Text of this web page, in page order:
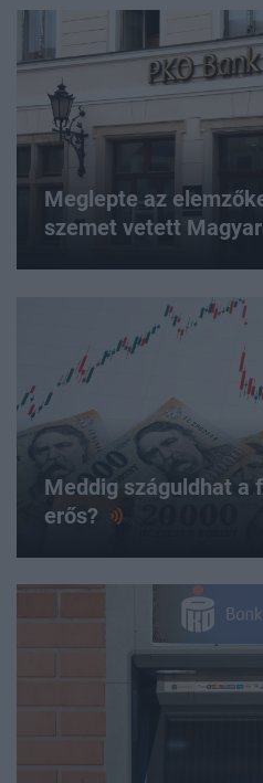
Meglepte az
szemet vetett
Meddig száguldhat a
erős?